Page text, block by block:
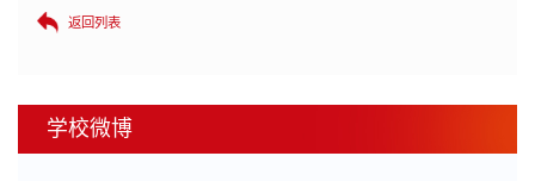
返回列表
学校微博